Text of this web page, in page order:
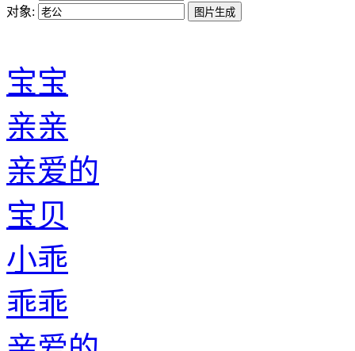
对象:
宝宝
亲亲
亲爱的
宝贝
小乖
乖乖